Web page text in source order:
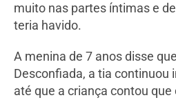
muito nas partes íntimas e
teria havido.
A menina de 7 anos disse
Desconfiada, a tia continuou
até que a criança contou que